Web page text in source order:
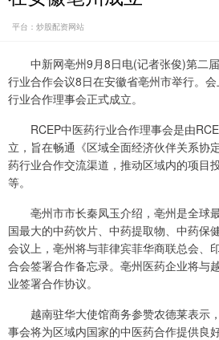
平台：炒股配资网站
中新网亳州9月8日电(记者张俊)第二
行业合作会议8日在安徽省亳州市举行。
行业合作理事会正式成立。
RCEP中医药行业合作理事会是由
立，旨在畅通《区域全面经济伙伴关系协
药行业合作交流渠道，推动区域内的项目
等。
亳州市市长秦凤玉介绍，亳州是全球
国最大的中药饮片、中药提取物、中药保
会议上，亳州将与菲律宾菲华商联总会、
合会签署合作备忘录。亳州医药企业将与
业签署合作协议。
越南驻华大使馆商务参赞农德莱表示
事会将为区域内国家的中医药合作提供良